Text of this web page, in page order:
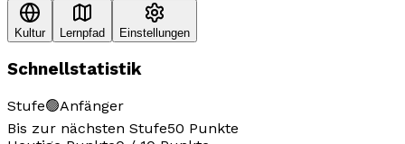
Kultur Lernpfad Einstellungen
Schnellstatistik
Stufe🟢Anfänger
Bis zur nächsten Stufe50 Punkte